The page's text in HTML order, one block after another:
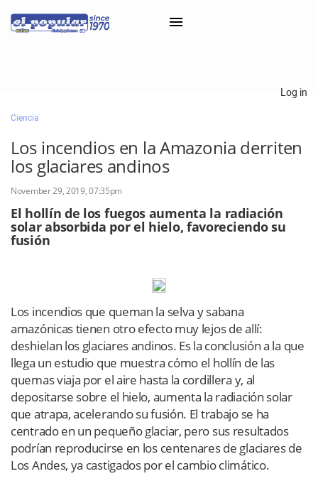
Classifieds
Categorías
Iniciar sesión con Clascal
Log in
Ciencia
Los incendios en la Amazonia derriten
los glaciares andinos
November 29, 2019, 07:35pm
El hollín de los fuegos aumenta la radiación
solar absorbida por el hielo, favoreciendo su
fusión
Los incendios que queman la selva y sabana
amazónicas tienen otro efecto muy lejos de allí:
deshielan los glaciares andinos. Es la conclusión a la que
llega un estudio que muestra cómo el hollín de las
quemas viaja por el aire hasta la cordillera y, al
depositarse sobre el hielo, aumenta la radiación solar
que atrapa, acelerando su fusión. El trabajo se ha
centrado en un pequeño glaciar, pero sus resultados
podrían reproducirse en los centenares de glaciares de
Los Andes, ya castigados por el cambio climático.